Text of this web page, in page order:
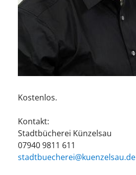
Kostenlos.
Kontakt:
Stadtbücherei Künzelsau
07940 9811 611
stadtbuecherei@kuenzelsau.de